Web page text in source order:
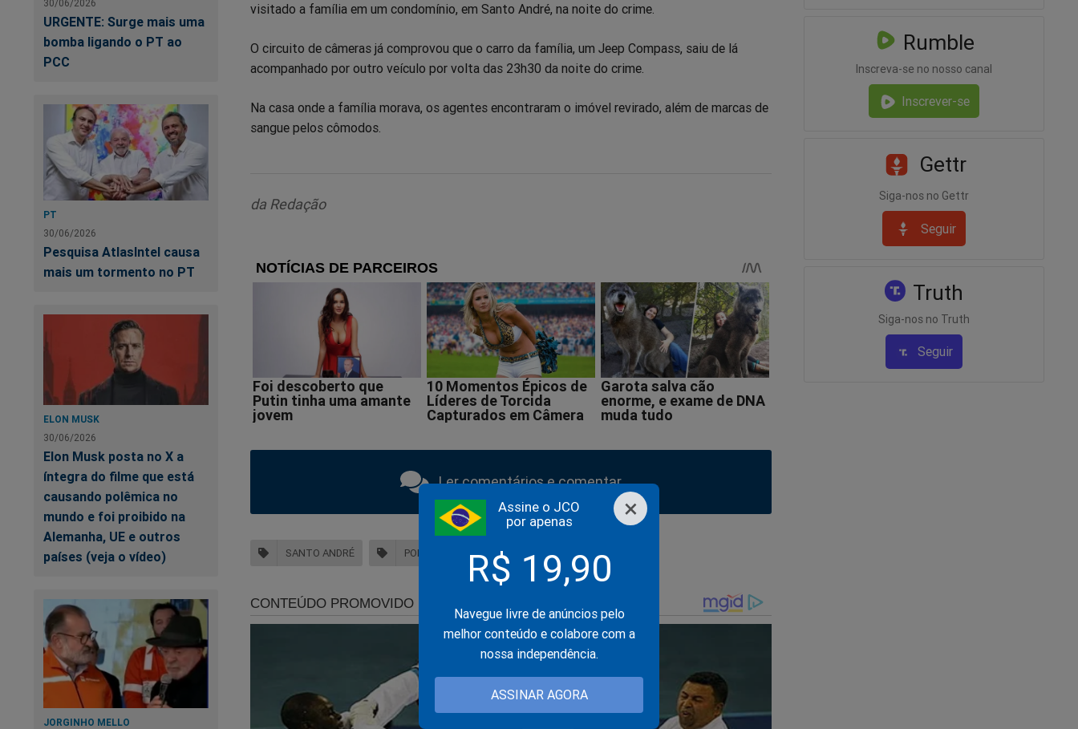
×
Assine o JCO
por apenas
R$ 19,90
Navegue livre de anúncios pelo
melhor conteúdo e colabore com a
nossa independência.
ASSINAR AGORA
30/06/2026
URGENTE: Surge mais uma
bomba ligando o PT ao
PCC
PT
30/06/2026
Pesquisa AtlasIntel causa
mais um tormento no PT
ELON MUSK
30/06/2026
Elon Musk posta no X a
íntegra do filme que está
causando polêmica no
mundo e foi proibido na
Alemanha, UE e outros
países (veja o vídeo)
JORGINHO MELLO
visitado a família em um condomínio, em Santo André, na noite do crime.
O circuito de câmeras já comprovou que o carro da família, um Jeep Compass, saiu de lá
acompanhado por outro veículo por volta das 23h30 da noite do crime.
Na casa onde a família morava, os agentes encontraram o imóvel revirado, além de marcas de
sangue pelos cômodos.
da Redação
Ler comentários e comentar
SANTO ANDRÉ POLÍCIA CIVIL
Rumble
Inscreva-se no nosso canal
Inscrever-se
Gettr
Siga-nos no Gettr
Seguir
Truth
Siga-nos no Truth
Seguir